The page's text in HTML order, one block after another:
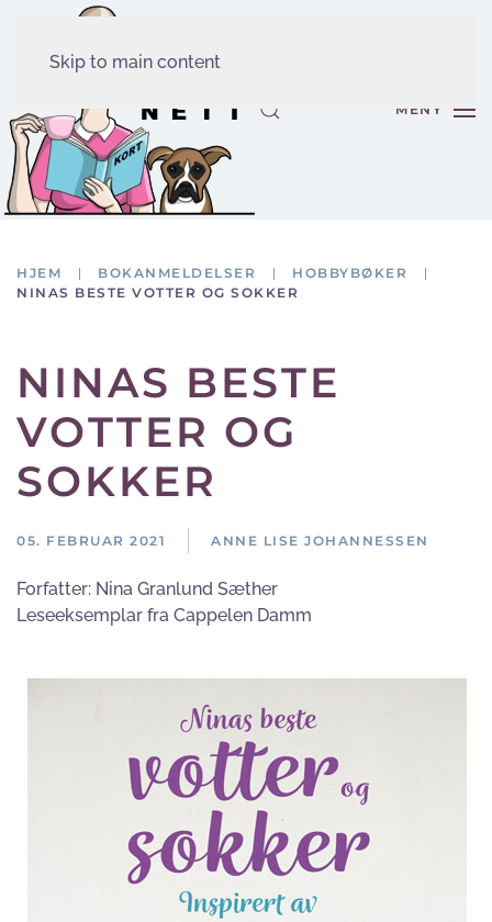
Skip to main content
MENY
HJEM BOKANMELDELSER
HOBBYBØKER
NINAS BESTE VOTTER OG SOKKER
NINAS BESTE
VOTTER OG
SOKKER
05. FEBRUAR 2021 ANNE LISE JOHANNESSEN
Forfatter: Nina Granlund Sæther
Leseeksemplar fra Cappelen Damm